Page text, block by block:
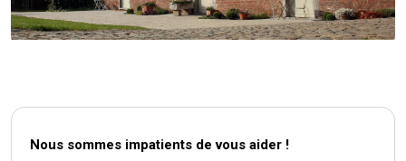
Nous sommes impatients de vous aider !